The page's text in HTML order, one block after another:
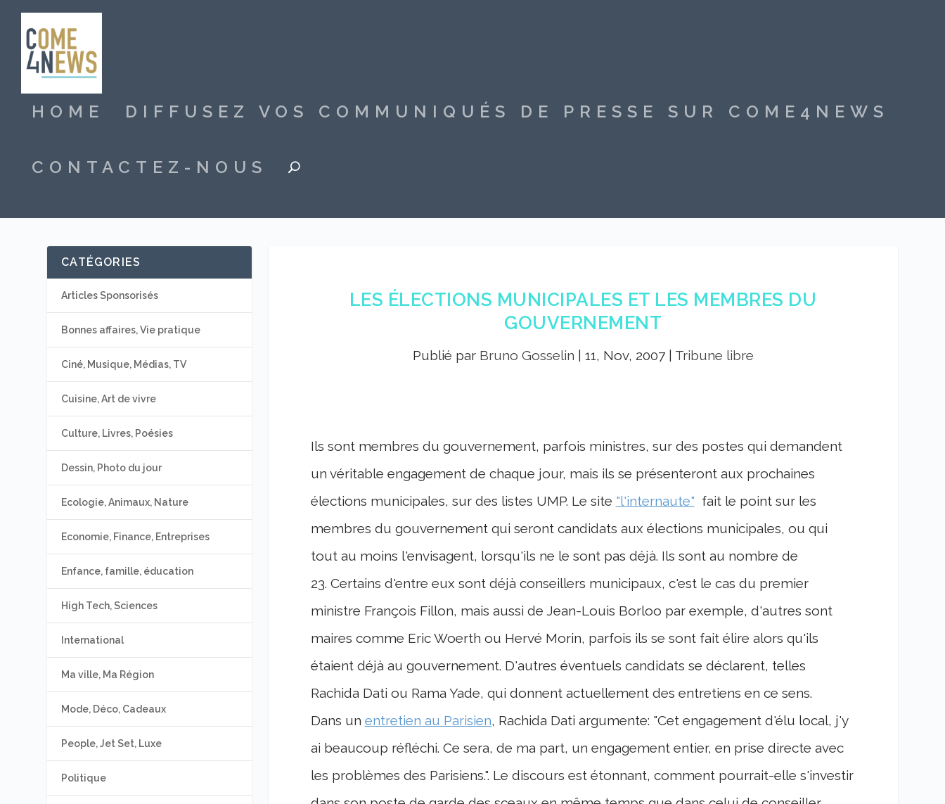
HOME DIFFUSEZ VOS COMMUNIQUÉS DE PRESSE SUR COME4NEWS
CONTACTEZ-NOUS
LES ÉLECTIONS MUNICIPALES ET LES MEMBRES DU
GOUVERNEMENT
Publié par Bruno Gosselin 11, Nov, 2007| Tribune libre
Ils sont membres du gouvernement, parfois ministres, sur des postes qui demandent
un véritable engagement de chaque jour, mais ils se présenteront aux prochaines
élections municipales, sur des listes UMP. Le site "l'internaute" fait le point sur les
membres du gouvernement qui seront candidats aux élections municipales, ou qui
tout au moins l'envisagent, lorsqu'ils ne le sont pas déjà. Ils sont au nombre de
23. Certains d'entre eux sont déjà conseillers municipaux, c'est le cas du premier
ministre François Fillon, mais aussi de Jean-Louis Borloo par exemple, d'autres sont
maires comme Eric Woerth ou Hervé Morin, parfois ils se sont fait élire alors qu'ils
étaient déjà au gouvernement. D'autres éventuels candidats se déclarent, telles
Rachida Dati ou Rama Yade, qui donnent actuellement des entretiens en ce sens.
Dans un entretien au Parisien, Rachida Dati argumente: "Cet engagement d'élu local, j'y
ai beaucoup réfléchi. Ce sera, de ma part, un engagement entier, en prise directe avec
les problèmes des Parisiens.". Le discours est étonnant, comment pourrait-elle s'investir
CATÉGORIES
Articles Sponsorisés
Bonnes affaires, Vie pratique
Ciné, Musique, Médias, TV
Cuisine, Art de vivre
Culture, Livres, Poésies
Dessin, Photo du jour
Ecologie, Animaux, Nature
Economie, Finance, Entreprises
Enfance, famille, éducation
High Tech, Sciences
International
Ma ville, Ma Région
Mode, Déco, Cadeaux
People, Jet Set, Luxe
Politique